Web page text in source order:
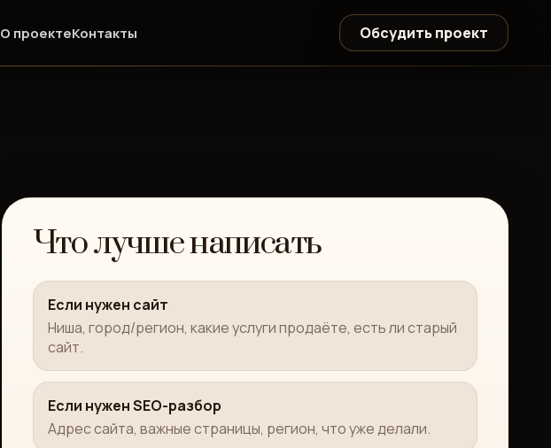
О проектеКонтакты Обсудить проект
Что лучше написать
Если нужен сайт
Ниша, город/регион, какие услуги продаёте, есть ли старый
сайт.
Если нужен SEO-разбор
Адрес сайта, важные страницы, регион, что уже делали.